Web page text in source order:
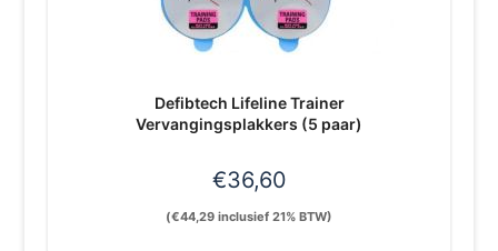
Defibtech Lifeline Trainer
Vervangingsplakkers (5 paar)
€36,60
(€44,29 inclusief 21% BTW)